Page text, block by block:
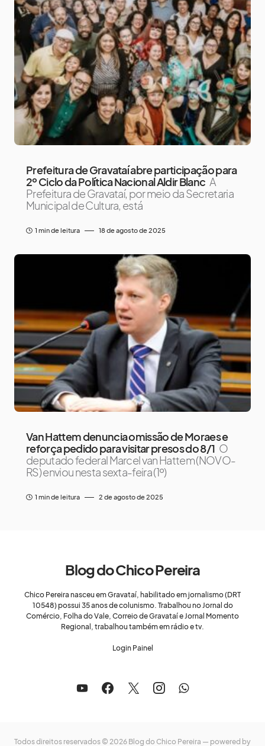
Prefeitura de Gravataí abre participação para
2º Ciclo da Política Nacional Aldir Blanc A
Prefeitura de Gravataí, por meio da Secretaria
Municipal de Cultura, está
1 min de leitura 18 de agosto de 2025
Van Hattem denuncia omissão de Moraes e
reforça pedido para visitar presos do 8/1 O
deputado federal Marcel van Hattem (NOVO-
RS) enviou nesta sexta-feira (1º)
1 min de leitura 2 de agosto de 2025
Blog do Chico Pereira
Chico Pereira nasceu em Gravataí, habilitado em jornalismo (DRT
10548) possui 35 anos de colunismo. Trabalhou no Jornal do
Comércio, Folha do Vale, Correio de Gravataí e Jornal Momento
Regional, trabalhou também em rádio e tv.
Login Painel
Todos direitos reservados © 2026 Blog do Chico Pereira — powered by